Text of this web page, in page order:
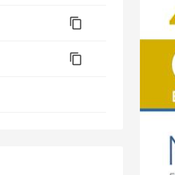
content_copy
content_copy